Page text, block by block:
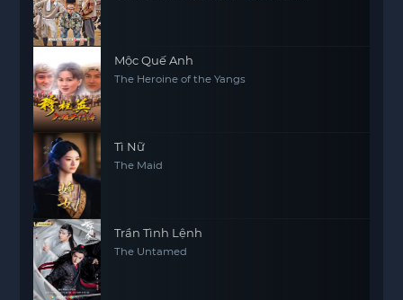
Mộc Quế Anh
The Heroine of the Yangs
Tì Nữ
The Maid
Trần Tình Lệnh
The Untamed